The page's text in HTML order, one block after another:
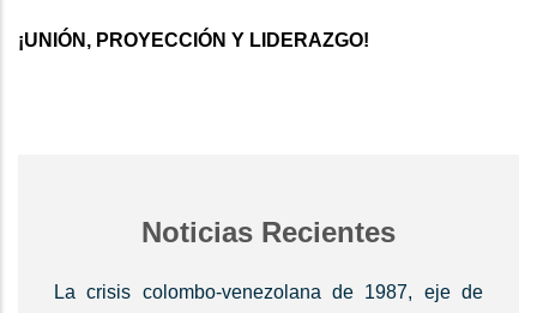
¡UNIÓN, PROYECCIÓN Y LIDERAZGO!
Noticias Recientes
La crisis colombo-venezolana de 1987, eje de